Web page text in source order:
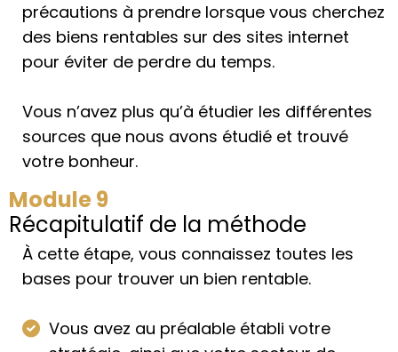
précautions à prendre lorsque vous cherchez
des biens rentables sur des sites internet
pour éviter de perdre du temps.
Vous n’avez plus qu’à étudier les différentes
sources que nous avons étudié et trouvé
votre bonheur.
Module 9
Récapitulatif de la méthode
À cette étape, vous connaissez toutes les
bases pour trouver un bien rentable.
Vous avez au préalable établi votre